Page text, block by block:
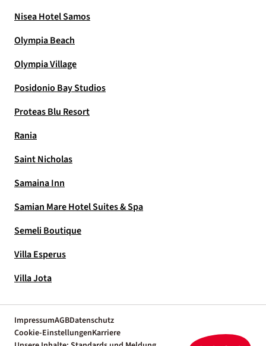
Nisea Hotel Samos
Olympia Beach
Olympia Village
Posidonio Bay Studios
Proteas Blu Resort
Rania
Saint Nicholas
Samaina Inn
Samian Mare Hotel Suites & Spa
Semeli Boutique
Villa Esperus
Villa Jota
ImpressumAGBDatenschutz
Cookie-EinstellungenKarriere